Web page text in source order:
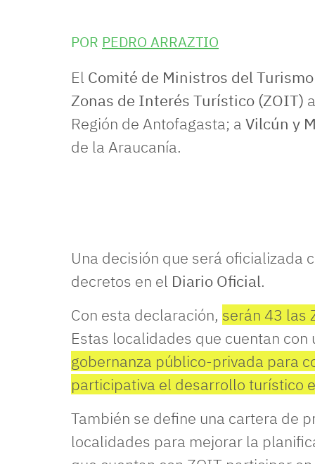
POR PEDRO ARRAZTIO
El Comité de Ministros del Turismo
Zonas de Interés Turístico (ZOIT) a
Región de Antofagasta; a Vilcún y
de la Araucanía.
Una decisión que será oficializada
decretos en el Diario Oficial.
Con esta declaración, serán 43 las
Estas localidades que cuentan
gobernanza público-privada para
participativa el desarrollo turístico
También se define una cartera de
localidades para mejorar la